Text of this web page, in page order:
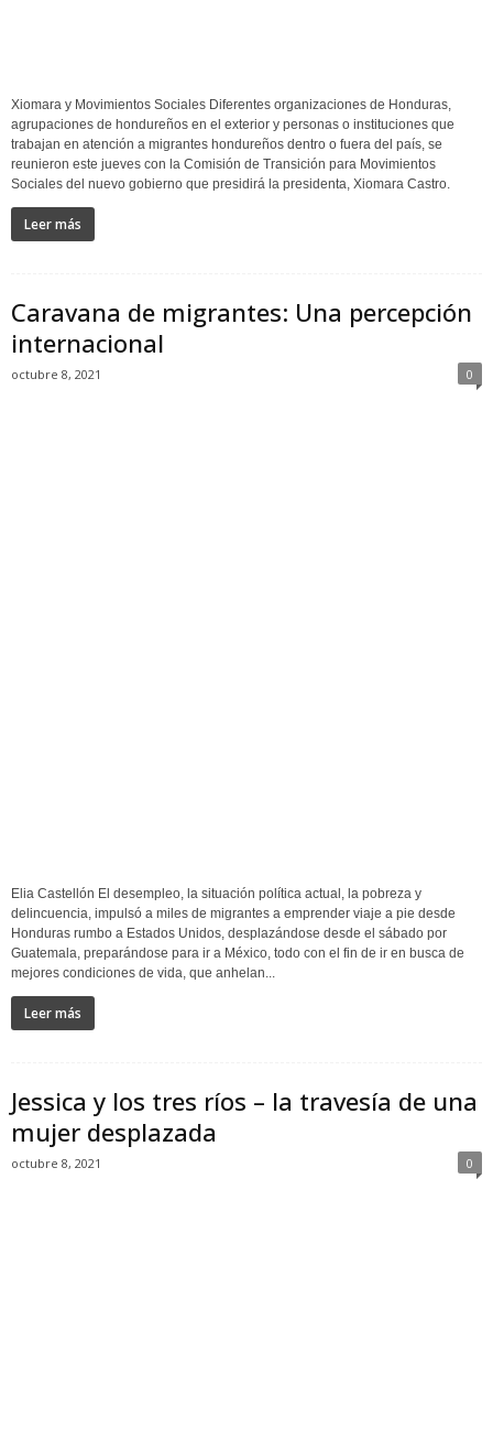
Xiomara y Movimientos Sociales Diferentes organizaciones de Honduras,
agrupaciones de hondureños en el exterior y personas o instituciones que
trabajan en atención a migrantes hondureños dentro o fuera del país, se
reunieron este jueves con la Comisión de Transición para Movimientos
Sociales del nuevo gobierno que presidirá la presidenta, Xiomara Castro.
Leer más
Caravana de migrantes: Una percepción
internacional
octubre 8, 2021 0
Elia Castellón El desempleo, la situación política actual, la pobreza y
delincuencia, impulsó a miles de migrantes a emprender viaje a pie desde
Honduras rumbo a Estados Unidos, desplazándose desde el sábado por
Guatemala, preparándose para ir a México, todo con el fin de ir en busca de
mejores condiciones de vida, que anhelan...
Leer más
Jessica y los tres ríos – la travesía de una
mujer desplazada
octubre 8, 2021 0